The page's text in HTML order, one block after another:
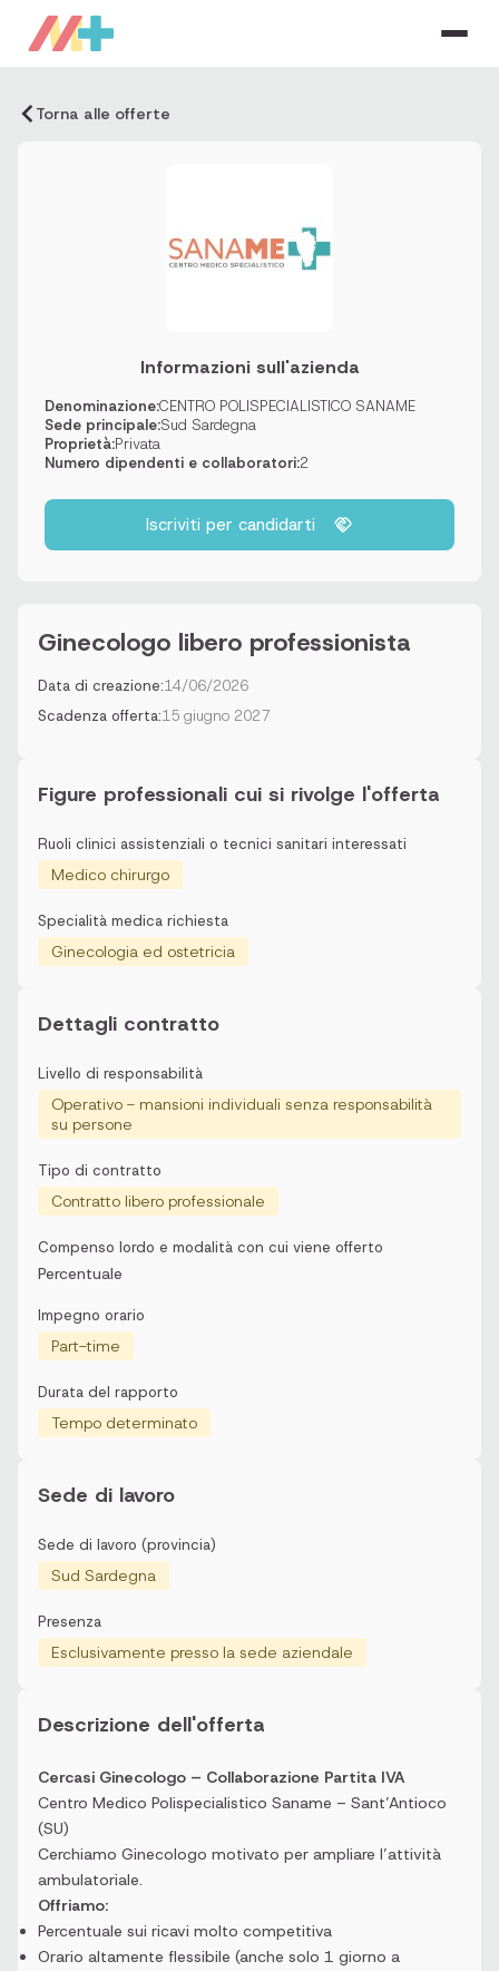
Torna alle offerte
Informazioni sull'azienda
Denominazione:CENTRO POLISPECIALISTICO SANAME
Sede principale:Sud Sardegna
Proprietà:Privata
Numero dipendenti e collaboratori:2
Iscriviti per candidarti
Ginecologo libero professionista
Data di creazione:14/06/2026
Scadenza offerta:15 giugno 2027
Figure professionali cui si rivolge l'offerta
Ruoli clinici assistenziali o tecnici sanitari interessati
Medico chirurgo
Specialità medica richiesta
Ginecologia ed ostetricia
Dettagli contratto
Livello di responsabilità
Operativo - mansioni individuali senza responsabilità
su persone
Tipo di contratto
Contratto libero professionale
Compenso lordo e modalità con cui viene offerto
Percentuale
Impegno orario
Part-time
Durata del rapporto
Tempo determinato
Sede di lavoro
Sede di lavoro (provincia)
Sud Sardegna
Presenza
Esclusivamente presso la sede aziendale
Descrizione dell'offerta
Cercasi Ginecologo – Collaborazione Partita IVA
Centro Medico Polispecialistico Saname – Sant’Antioco
(SU)
Cerchiamo Ginecologo motivato per ampliare l’attività
ambulatoriale.
Offriamo:
Percentuale sui ricavi molto competitiva
Orario altamente flessibile (anche solo 1 giorno a